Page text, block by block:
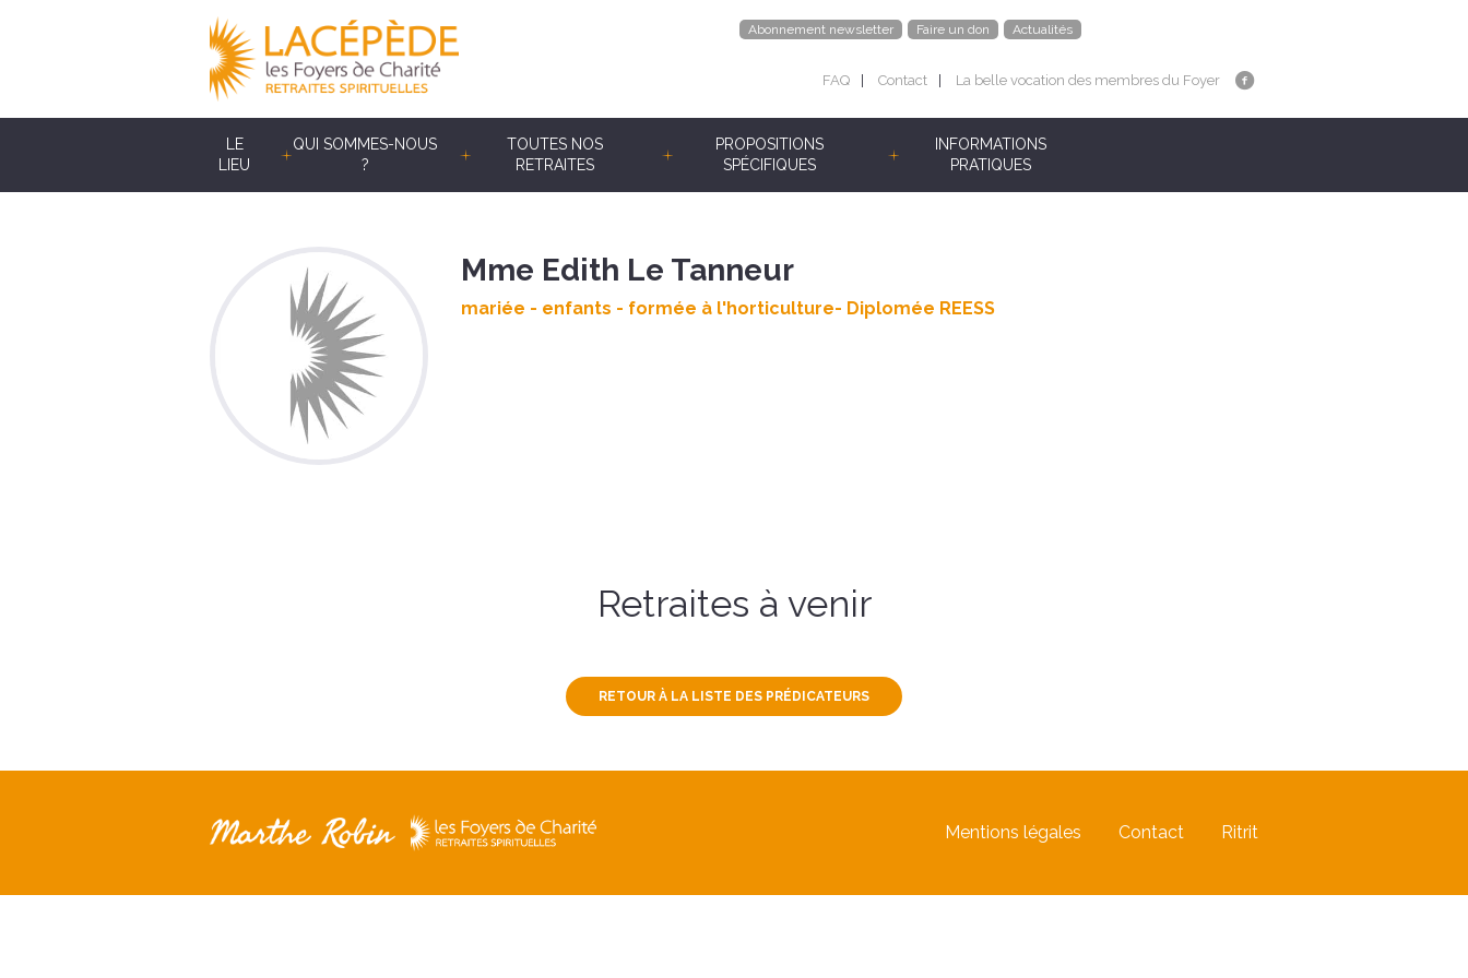
Abonnement newsletter Faire un don Actualités
FAQ Contact La belle vocation des membres du Foyer
LE
LIEU
QUI SOMMES-NOUS
?
TOUTES NOS
RETRAITES
PROPOSITIONS
SPÉCIFIQUES
INFORMATIONS
PRATIQUES
Mme Edith Le Tanneur
mariée - enfants - formée à l'horticulture- Diplomée REESS
Retraites à venir
RETOUR À LA LISTE DES PRÉDICATEURS
Mentions légales Contact Ritrit